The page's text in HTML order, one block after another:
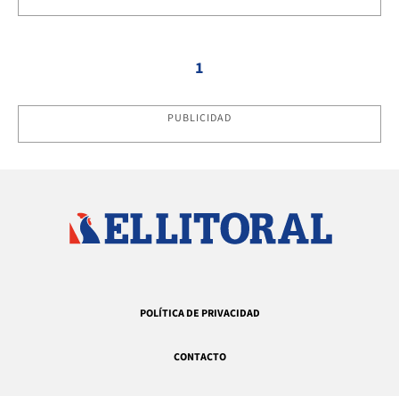
1
PUBLICIDAD
POLÍTICA DE PRIVACIDAD
CONTACTO